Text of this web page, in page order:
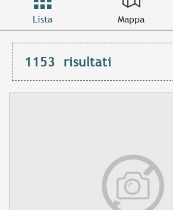
Lista Mappa
1153 risultati